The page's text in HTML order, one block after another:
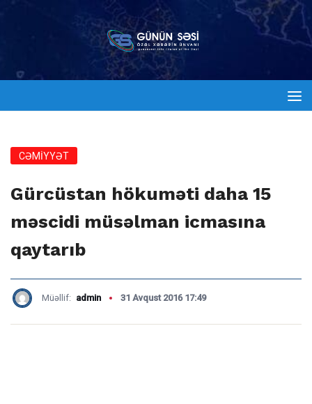
CƏMİYYƏT
Gürcüstan hökuməti daha 15
məscidi müsəlman icmasına
qaytarıb
Müəllif: admin 31 Avqust 2016 17:49